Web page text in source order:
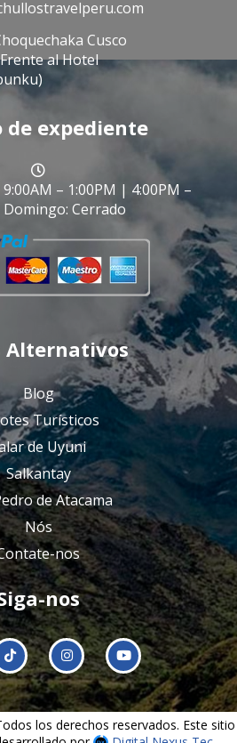
Cusco
al Hotel
de expediente
– 1:00PM | 4:00PM –
Domingo: Cerrado
Alternativos
Blog
Turísticos
de Uyuni
Salkantay
de Atacama
Nós
nos
nos
los derechos reservados. Este sitio